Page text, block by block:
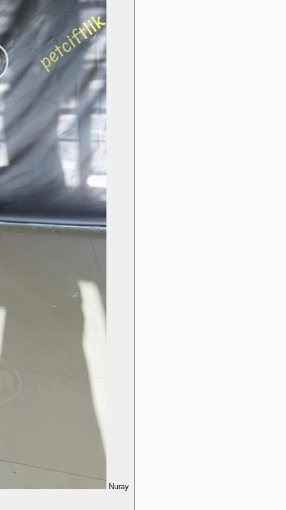
Nuray